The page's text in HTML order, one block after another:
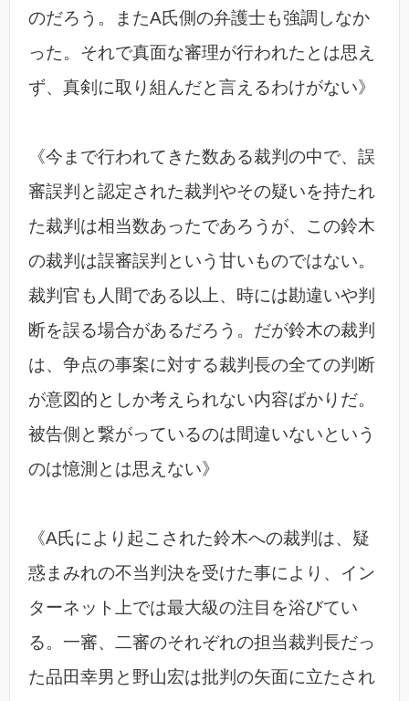
のだろう。またA氏側の弁護士も強調しなか
った。それで真面な審理が行われたとは思え
ず、真剣に取り組んだと言えるわけがない》
《今まで行われてきた数ある裁判の中で、誤
審誤判と認定された裁判やその疑いを持たれ
た裁判は相当数あったであろうが、この鈴木
の裁判は誤審誤判という甘いものではない。
裁判官も人間である以上、時には勘違いや判
断を誤る場合があるだろう。だが鈴木の裁判
は、争点の事案に対する裁判長の全ての判断
が意図的としか考えられない内容ばかりだ。
被告側と繋がっているのは間違いないという
のは憶測とは思えない》
《A氏により起こされた鈴木への裁判は、疑
惑まみれの不当判決を受けた事により、イン
ターネット上では最大級の注目を浴びてい
る。一審、二審のそれぞれの担当裁判長だっ
た品田幸男と野山宏は批判の矢面に立たされ